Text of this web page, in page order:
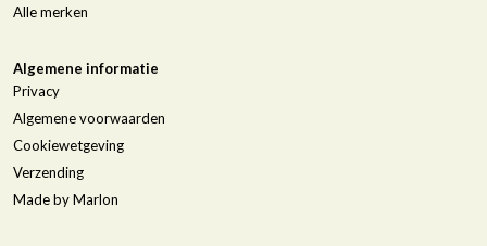
Alle merken
Algemene informatie
Privacy
Algemene voorwaarden
Cookiewetgeving
Verzending
Made by Marlon